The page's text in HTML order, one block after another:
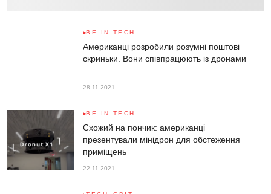
BE IN TECH
Американці розробили розумні поштові
скриньки. Вони співпрацюють із дронами
28.11.2021
BE IN TECH
Схожий на пончик: американці
презентували мінідрон для обстеження
приміщень
22.11.2021